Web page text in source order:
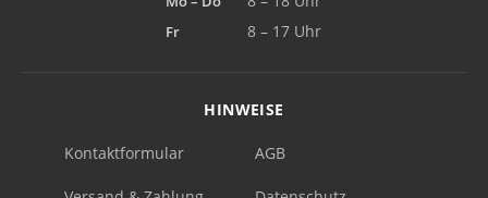
Fr
8 – 17 Uhr
HINWEISE
Kontaktformular AGB